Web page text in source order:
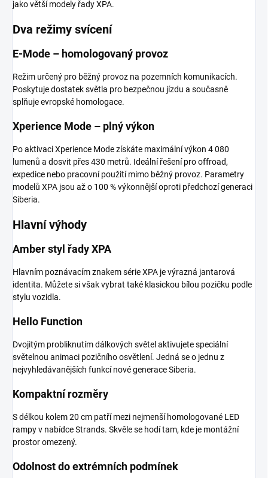
jako větší modely řady XPA.
Dva režimy svícení
E-Mode – homologovaný provoz
Režim určený pro běžný provoz na pozemních komunikacích.
Poskytuje dostatek světla pro bezpečnou jízdu a současně
splňuje evropské homologace.
Xperience Mode – plný výkon
Po aktivaci Xperience Mode získáte maximální výkon 4 080
lumenů a dosvit přes 430 metrů. Ideální řešení pro offroad,
expedice nebo pracovní použití mimo běžný provoz. Parametry
modelů XPA jsou až o 100 % výkonnější oproti předchozí generaci
Siberia.
Hlavní výhody
Amber styl řady XPA
Hlavním poznávacím znakem série XPA je výrazná jantarová
identita. Můžete si však vybrat také klasickou bílou pozičku podle
stylu vozidla.
Hello Function
Dvojitým probliknutím dálkových světel aktivujete speciální
světelnou animaci pozičního osvětlení. Jedná se o jednu z
nejvyhledávanějších funkcí nové generace Siberia.
Kompaktní rozměry
S délkou kolem 20 cm patří mezi nejmenší homologované LED
rampy v nabídce Strands. Skvěle se hodí tam, kde je montážní
prostor omezený.
Odolnost do extrémních podmínek